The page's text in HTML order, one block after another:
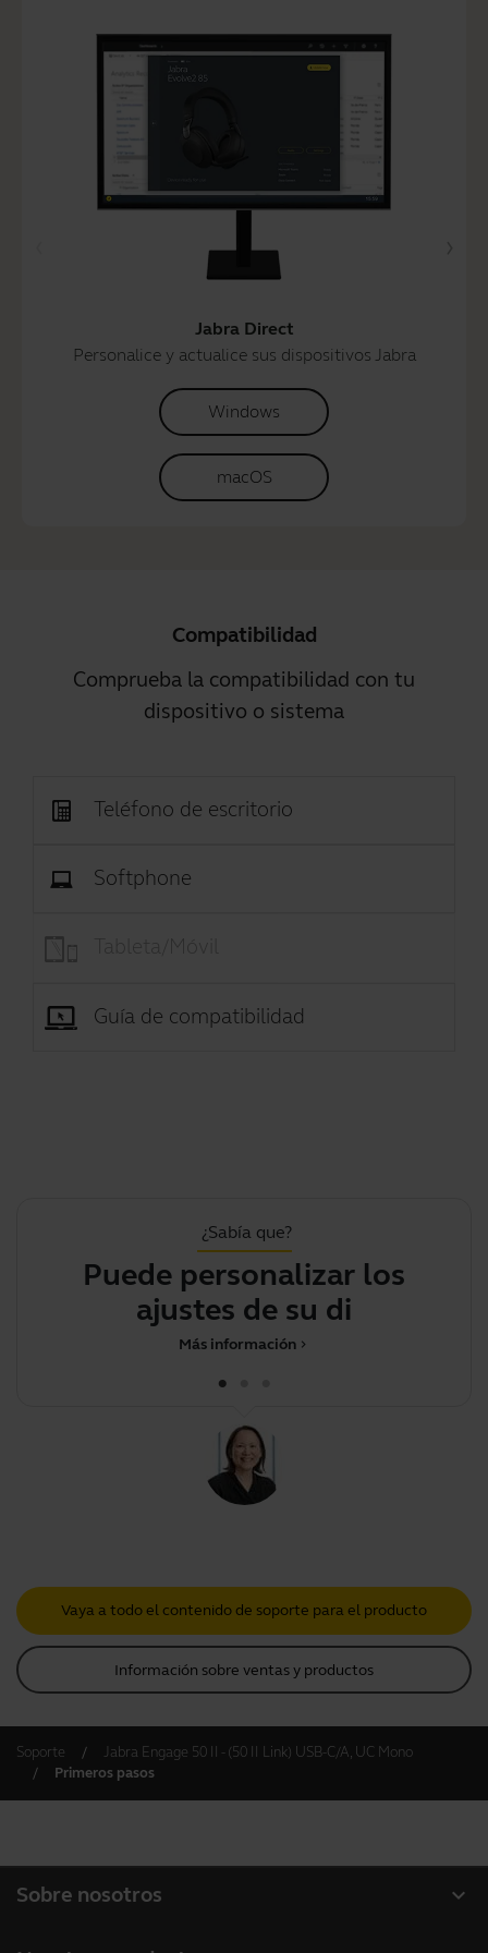
Jabra Direct
Personalice y actualice sus dispositivos Jabra
Windows
macOS
Compatibilidad
Comprueba la compatibilidad con tu
dispositivo o sistema
Teléfono de escritorio
Softphone
Guía de compatibilidad
¿Sabía que?
Puede personalizar los
ajustes de su dispos
chevron_right
Más información
Vaya a todo el contenido de soporte para el producto
Información sobre ventas y productos
Soporte
Jabra Engage 50 II - (50 II Link) USB-C/A, UC Mono
Primeros pasos
expand_more
Sobre nosotros